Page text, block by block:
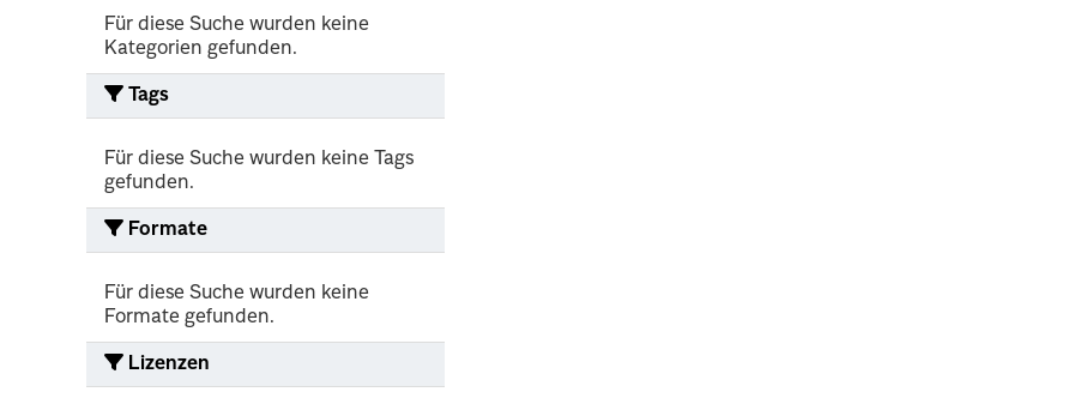
Für diese Suche wurden keine
Kategorien gefunden.
Tags
Für diese Suche wurden keine Tags
gefunden.
Formate
Für diese Suche wurden keine
Formate gefunden.
Lizenzen